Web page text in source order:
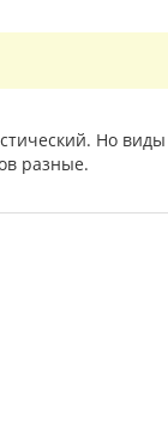
Но
разные.